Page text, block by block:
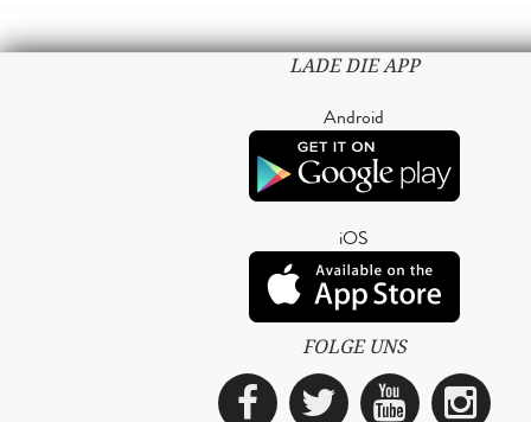
LADE DIE APP
Android
iOS
FOLGE UNS
Facebook
Twitter